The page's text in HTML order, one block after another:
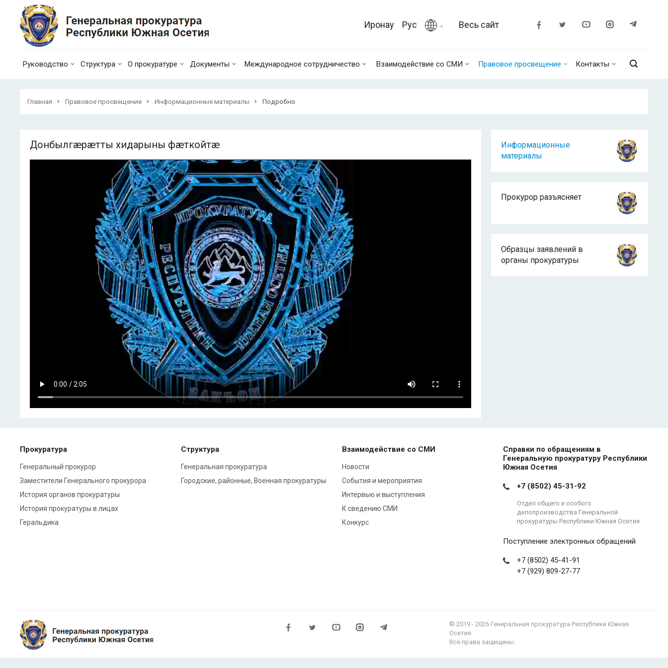
Иронау Рус Весь сайт
Руководство Структура О прокуратуре Документы Международное сотрудничество Взаимодействие со СМИ Правовое просвещение Контакты
Главная Правовое просвещение Информационные материалы Подробно
Донбылгæрæтты хидарыны фæткойтæ
Информационные
материалы
Прокурор разъясняет
Образцы заявлений в
органы прокуратуры
Прокуратура
Генеральный прокурор
Заместители Генерального прокурора
История органов прокуратуры
История прокуратуры в лицах
Геральдика
Структура
Генеральная прокуратура
Городские, районные, Военная прокуратуры
Взаимодействие со СМИ
Новости
События и мероприятия
Интервью и выступления
К сведению СМИ
Конкурс
Справки по обращениям в
Генеральную прокуратуру Республики
Южная Осетия
+7 (8502) 45-31-92
Отдел общего и особого
делопроизводства Генеральной
прокуратуры Республики Южная Осетия
Поступление электронных обращений
+7 (8502) 45-41-91
+7 (929) 809-27-77
© 2019 - 2026 Генеральная прокуратура Республики Южная
Осетия
Все права защищены.